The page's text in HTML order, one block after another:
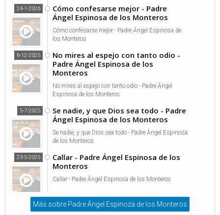
Cómo confesarse mejor - Padre
Ángel Espinosa de los Monteros
24-1-2026
Cómo confesarse mejor - Padre Ángel Espinosa de
los Monteros
No mires al espejo con tanto odio -
Padre Ángel Espinosa de los
Monteros
6-12-2025
No mires al espejo con tanto odio - Padre Ángel
Espinosa de los Monteros
Se nadie, y que Dios sea todo - Padre
Ángel Espinosa de los Monteros
5-7-2025
Se nadie, y que Dios sea todo - Padre Ángel Espinosa
de los Monteros
Callar - Padre Ángel Espinosa de los
Monteros
23-5-2025
Callar - Padre Ángel Espinosa de los Monteros
Más sobre Padre Ángel Espinoza de los Monteros